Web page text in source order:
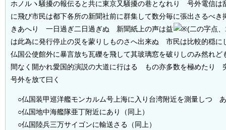
ホノルヽ騒擾の報伝ると共に東京又騒擾の巷となれり 号外電信は
に飛び市民は都下各所の新聞社前に群集して数分毎に張出さるべき
きあへり 一日過ぎ二日過ぎぬ 新聞紙上の声は益
は此為に発行停止の災を蒙りしものさへ出来ぬ 市民は比較的穏に
仏国公使館外に暴言放ち瓦礫を飛して其玻璃窓を破りしのみ然れど
間なく開かれ愛国的演説の大道に行はるゝもの亦多数を極めたり
号外を放て曰く
○仏国装甲巡洋艦モンカルム号上海に入り台湾附近を測量しつゝ
○仏国地中海艦隊亜丁附近にあり（同上）
○仏国陸兵三万サイゴンに輸送さる（同上）